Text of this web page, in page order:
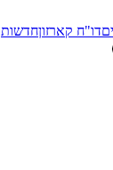
דו"ח קארזוןחדשות